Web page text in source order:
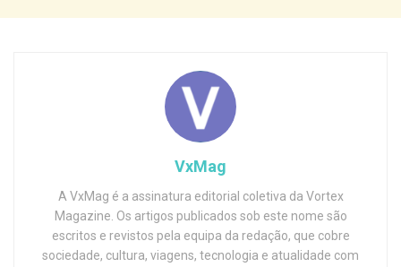
VxMag
A VxMag é a assinatura editorial coletiva da Vortex
Magazine. Os artigos publicados sob este nome são
escritos e revistos pela equipa da redação, que cobre
sociedade, cultura, viagens, tecnologia e atualidade com